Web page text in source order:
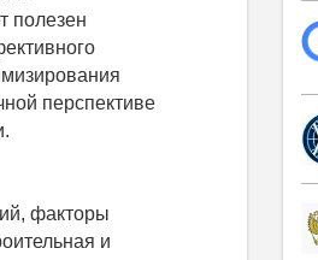
полезен
перспективе
факторы
и